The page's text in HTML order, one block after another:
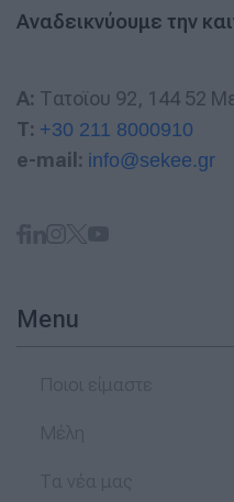
Αναδεικνύουμε την
A: Τατοϊου 92, 144 52
T: +30 211 8000910
e-mail: info@sekee.gr
Menu